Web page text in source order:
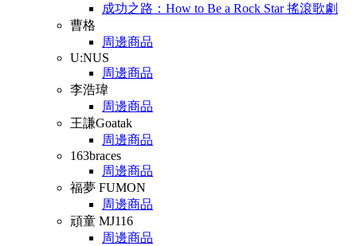
成功之路：How to Be a Rock Star 搖滾歌劇
曹格
周邊商品
U:NUS
周邊商品
李浩瑋
周邊商品
王謙Goatak
周邊商品
163braces
周邊商品
福夢 FUMON
周邊商品
頑童 MJ116
周邊商品